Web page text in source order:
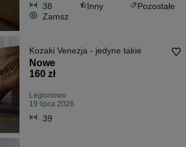
38 Inny
Pozostałe
Zamsz
Kozaki Venezja - jedyne takie
Nowe
160 zł
Legionowo
19 lipca 2026
39